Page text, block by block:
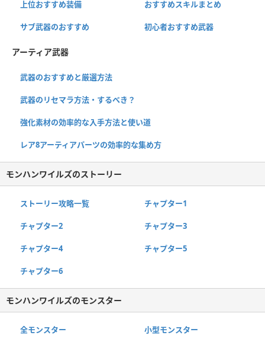
上位おすすめ装備 おすすめスキルまとめ
サブ武器のおすすめ 初心者おすすめ武器
アーティア武器
武器のおすすめと厳選方法
武器のリセマラ方法・するべき？
強化素材の効率的な入手方法と使い道
レア8アーティアパーツの効率的な集め方
モンハンワイルズのストーリー
ストーリー攻略一覧 チャプター1
チャプター2 チャプター3
チャプター4 チャプター5
チャプター6
モンハンワイルズのモンスター
全モンスター 小型モンスター